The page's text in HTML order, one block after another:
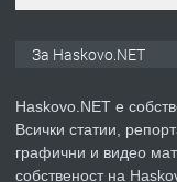
За Haskovo.NET
Haskovo.NET е
Всички статии,
графични и видео
собственост на